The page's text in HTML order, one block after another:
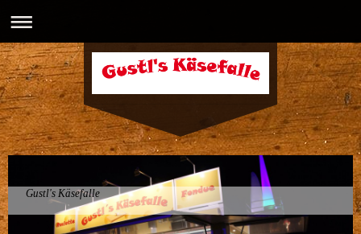
Gustl's Käsefalle